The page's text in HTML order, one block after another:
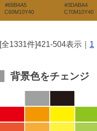
#69B4A5
C60M10Y40
#3DABA4
C70M10Y40
[全1331件]421-504表示｜ 1
背景色をチェンジ